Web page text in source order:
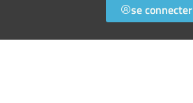
se connecter